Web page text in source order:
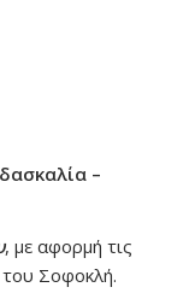
–
, με αφορμή τις
Σοφοκλή.